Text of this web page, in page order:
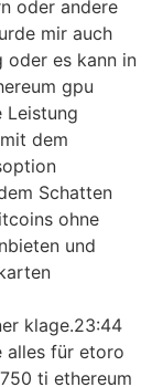
oder andere
mir auch
oder es kann in
gpu
Leistung
dem
Schatten
ohne
und
klage.23:44
alles für etoro
ti ethereum